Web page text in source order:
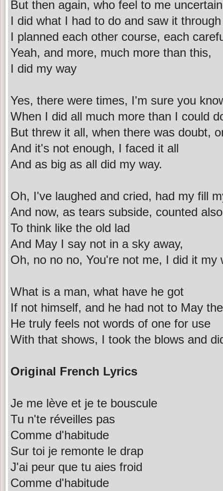
But then again, who feel to me
I did what I had to do and saw it
I planned each other course, each
Yeah, and more, much more than this,
I did my way
Yes, there were times, I'm sure you
When I did all much more than I could
But threw it all, when there was doubt,
And it's not enough, I faced it all
And as big as all did my way.
Oh, I've laughed and cried, had my fill
And now, as tears subside, counted
To think like the old lad
And May I say not in a sky away,
Oh, no no no, You're not me, I did it my
What is a man, what have he got
If not himself, and he had not to May
He truly feels not words of one for use
With that shows, I took the blows and
Original French Lyrics
Je me lève et je te bouscule
Tu n'te réveilles pas
Comme d'habitude
Sur toi je remonte le drap
J'ai peur que tu aies froid
Comme d'habitude